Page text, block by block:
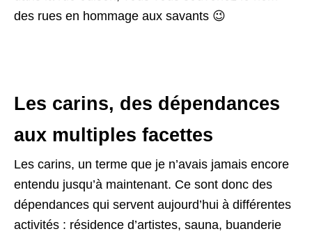
des rues en hommage aux savants 😉
Les carins, des dépendances
aux multiples facettes
Les carins, un terme que je n’avais jamais encore
entendu jusqu’à maintenant. Ce sont donc des
dépendances qui servent aujourd’hui à différentes
activités : résidence d’artistes, sauna, buanderie